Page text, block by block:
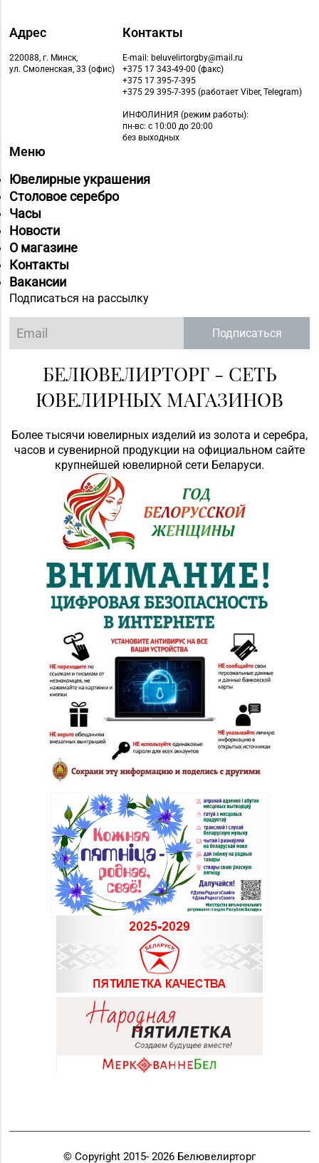
Адрес
220088, г. Минск,
ул. Смоленская, 33 (офис)
Контакты
E-mail: beluvelirtorgby@mail.ru
+375 17 343-49-00 (факс)
+375 17 395-7-395
+375 29 395-7-395 (работает Viber, Telegram)
ИНФОЛИНИЯ (режим работы):
пн-вс: с 10:00 до 20:00
без выходных
Меню
Ювелирные украшения
Столовое серебро
Часы
Новости
О магазине
Контакты
Вакансии
Подписаться на рассылку
Подписаться
БЕЛЮВЕЛИРТОРГ - СЕТЬ
ЮВЕЛИРНЫХ МАГАЗИНОВ
Более тысячи ювелирных изделий из золота и серебра,
часов и сувенирной продукции на официальном сайте
крупнейшей ювелирной сети Беларуси.
© Copyright 2015- 2026 Белювелирторг